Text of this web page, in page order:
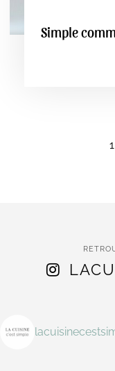
Simple
1